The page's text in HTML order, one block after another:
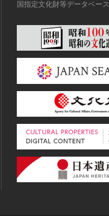
国指定文化財等データベース